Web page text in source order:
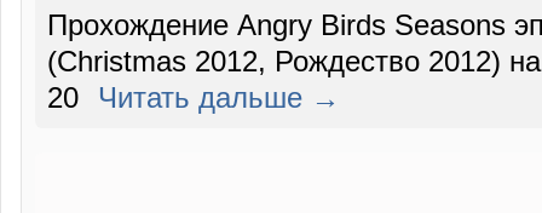
Прохождение Angry Birds Seasons
(Christmas 2012, Рождество 2012)
20
Читать дальше →